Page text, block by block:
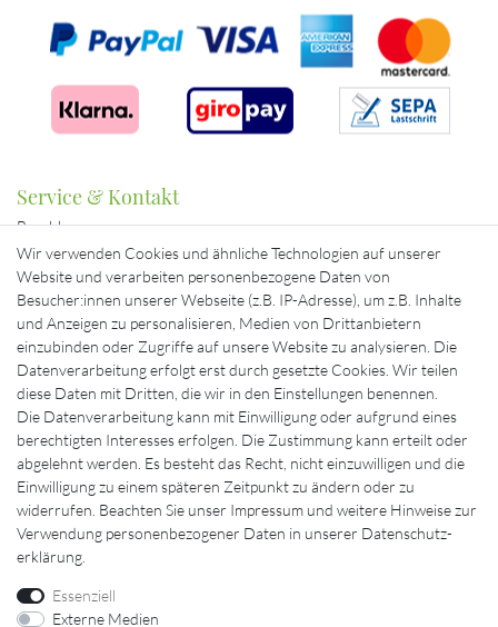
Service & Kontakt
Bezahlung
Beratung & Kontakt
Mein Konto
Versand
Ausgewählte Marken für Sie
Impressum
Wir verwenden Cookies und ähnliche Technologien auf unserer
Website und verarbeiten personenbezogene Daten von
Besucher:innen unserer Webseite (z.B. IP-Adresse), um z.B. Inhalte
und Anzeigen zu personalisieren, Medien von Drittanbietern
einzubinden oder Zugriffe auf unsere Website zu analysieren. Die
Datenverarbeitung erfolgt erst durch gesetzte Cookies. Wir teilen
diese Daten mit Dritten, die wir in den Einstellungen benennen.
Die Datenverarbeitung kann mit Einwilligung oder aufgrund eines
berechtigten Interesses erfolgen. Die Zustimmung kann erteilt oder
abgelehnt werden. Es besteht das Recht, nicht einzuwilligen und die
Einwilligung zu einem späteren Zeitpunkt zu ändern oder zu
widerrufen. Beachten Sie unser Impressum und weitere Hinweise zur
Verwendung personenbezogener Daten in unserer Daten­schutz­
erklärung
Essenziell
Externe Medien